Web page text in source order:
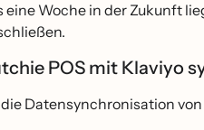
eine Woche in der Zukunft
POS mit Klaviyo
Datensynchronisation